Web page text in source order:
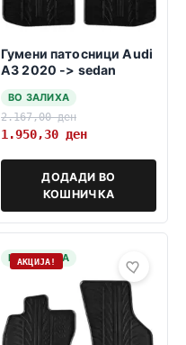
Гумени патосници Audi
A3 2020 -> sedan
ВО ЗАЛИХА
2.167,00ден
1.950,30 ден
ДОДАДИ ВО
КОШНИЧКА
НА ЗАЛИХА
АКЦИЈА!